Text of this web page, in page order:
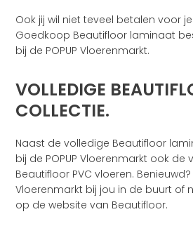
Ook jij wil niet teveel betalen voor
Goedkoop Beautifloor laminaat
bij de POPUP Vloerenmarkt.
VOLLEDIGE
COLLECTIE.
Naast de volledige Beautifloor
bij de POPUP Vloerenmarkt ook de
Beautifloor PVC vloeren. Benieuwd?
Vloerenmarkt bij jou in de buurt of
op de website van Beautifloor.